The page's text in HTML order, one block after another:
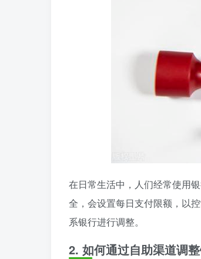
在日常生活中，人们经常使用
全，会设置每日支付限额，以
系银行进行调整。
2. 如何通过自助渠道调